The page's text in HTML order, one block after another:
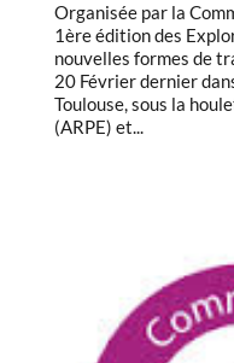
Organisée par la
1ère édition des
nouvelles formes de
20 Février dernier
Toulouse, sous la
(ARPE) et...